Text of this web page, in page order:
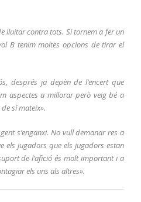
lluitar contra tots. Si tornem a fer un
B tenim moltes opcions de tirar el
després ja depèn de l’encert que
aspectes a millorar però veig bé a
sí mateix».
s’enganxi. No vull demanar res a
els jugadors que els jugadors estan
de l’afició és molt important i a
els uns als altres».